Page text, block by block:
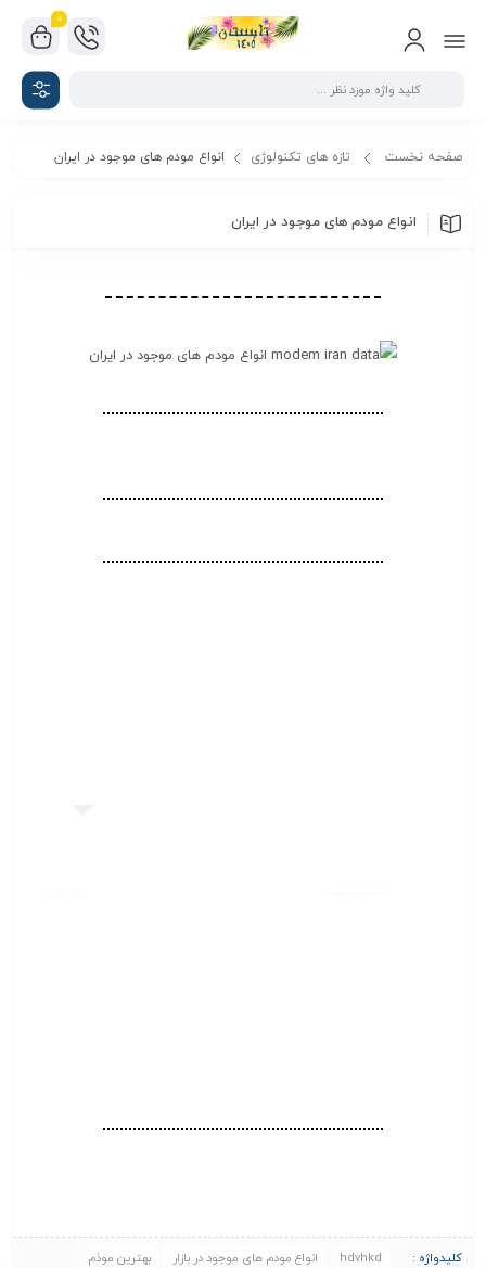
0
صفحه نخست تازه های تکنولوژی انواع مودم های موجود در ایران
انواع مودم های موجود در ایران
کلیدواژه : hdvhkd انواع مودم های موجود در بازار
بهترین موذم